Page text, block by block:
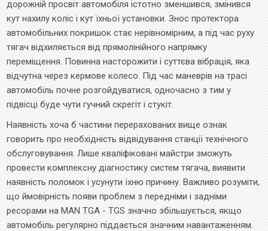
дорожній просвіт автомобіля істотно зменшився, змінився
кут нахилу коліс і кут їхньої установки. Знос протектора
автомобільних покришок стає нерівномірним, а під час руху
тягач відхиляється від прямолінійного напрямку
переміщення. Повинна насторожити і суттєва вібрація, яка
відчутна через кермове колесо. Під час маневрів на трасі
автомобіль почне розгойдуватися, одночасно з тим у
підвісці буде чути гучний скрегіт і стукіт.
Наявність хоча б частини перерахованих вище ознак
говорить про необхідність відвідування станції технічного
обслуговування. Лише кваліфіковані майстри зможуть
провести комплексну діагностику систем тягача, виявити
наявність поломок і усунути їхню причину. Важливо розуміти,
що ймовірність появи проблем з передніми і задніми
ресорами на MAN TGA - TGS значно збільшується, якщо
автомобіль регулярно піддається значним навантаженням.